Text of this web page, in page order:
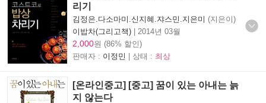
리기
김정은.다소마미.신지혜.쟈스민.지은미 (지은이)
이밥차(그리고책) | 2014년 03월
2,000원 (86% 할인)
판매자 : 이정민 | 상태 : 최상
[온라인중고] [중고] 꿈이 있는 아내는 늙
지 않는다